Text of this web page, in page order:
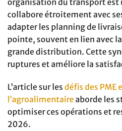
collabore étroitement avec
adapter les planning de
pointe, souvent en lien avec
grande distribution. Cette
ruptures et améliore la
L’article sur les défis des PME
l’agroalimentaireaborde les
optimiser ces opérations et
2026.